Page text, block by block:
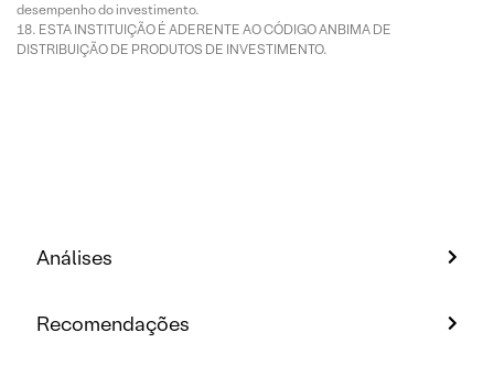
desempenho do investimento.
ESTA INSTITUIÇÃO É ADERENTE AO CÓDIGO ANBIMA DE
DISTRIBUIÇÃO DE PRODUTOS DE INVESTIMENTO.
Análises
Recomendações